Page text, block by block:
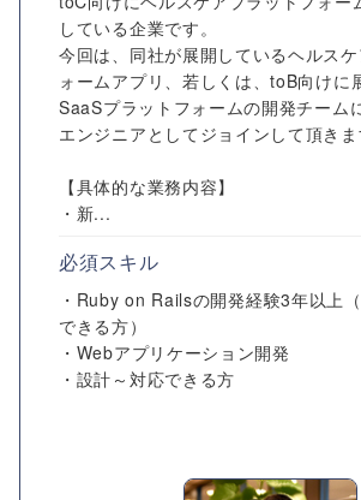
している企業です。
今回は、同社が展開しているヘルス
ォームアプリ、若しくは、toB向けに
SaaSプラットフォームの開発チーム
エンジニアとしてジョインして頂きま
【具体的な業務内容】
・新...
必須スキル
・Ruby on Railsの開発経験3年以上
できる方）
・Webアプリケーション開発
・設計～対応できる方